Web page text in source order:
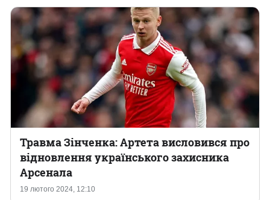
19 лютого 2024, 12:10
Травма Зінченка: Артета висловився про
відновлення українського захисника
Арсенала